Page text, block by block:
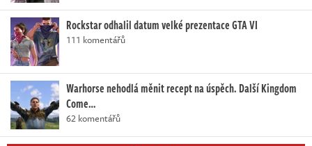
Rockstar odhalil datum velké prezentace GTA VI
111 komentářů
Warhorse nehodlá měnit recept na úspěch. Další Kingdom
Come…
62 komentářů